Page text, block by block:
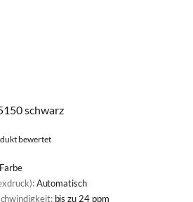
schwarz
bewertet
Automatisch
bis zu 24 ppm